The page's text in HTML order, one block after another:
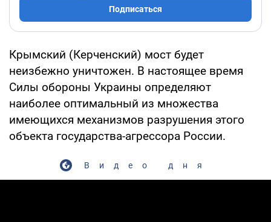
Подписаться
Крымский (Керченский) мост будет
неизбежно уничтожен. В настоящее время
Силы обороны Украины определяют
наиболее оптимальный из множества
имеющихся механизмов разрушения этого
объекта государства-агрессора России.
Видео дня